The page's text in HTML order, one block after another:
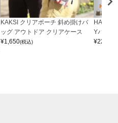
KAKSI クリアポーチ 斜め掛けバ
ッグ アウトドア クリアケース
¥1,650(税込)
Yバッグ
¥22,000